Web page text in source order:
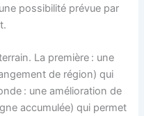
possibilité prévue par
La première : une
de région) qui
: une amélioration de
accumulée) qui permet